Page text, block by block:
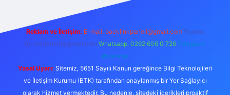
Reklam ve İletişim: E-mail: backlinkpaneli@gmail.com Teams:
forumhizmeti@gmail.com Whatsapp: 0262 606 0 726 Telegram:
@karabul
Yasal Uyarı: Sitemiz, 5651 Sayılı Kanun gereğince Bilgi Teknolojileri
ve İletişim Kurumu (BTK) tarafından onaylanmış bir Yer Sağlayıcı
olarak hizmet vermektedir. Bu nedenle, sitedeki içerikleri proaktif